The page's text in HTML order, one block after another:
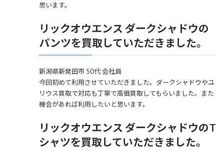
思います。
リックオウエンス ダークシャドウの
パンツを買取していただきました。
新潟県新発田市 50代 会社員
今回初めて利用させていただきました。ダークシャドウやユ
リウス買取で対応も丁寧で高価買取してもらいました。また
機会があれば利用したいと思います。
リックオウエンス ダークシャドウのT
シャツを買取していただきました。